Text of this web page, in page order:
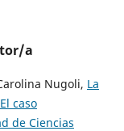
a
Nugoli, La
caso
de Ciencias